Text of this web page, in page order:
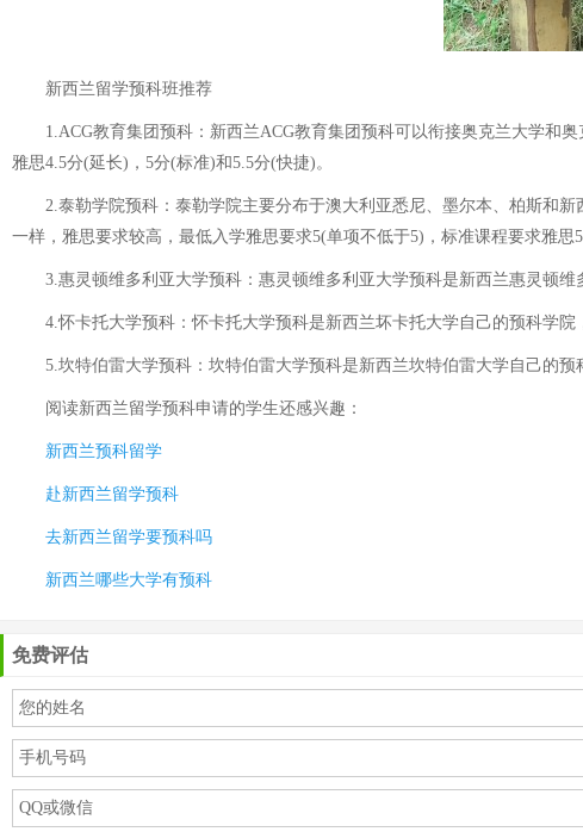
新西兰留学预科班推荐
1.ACG教育集团预科：新西兰ACG教育集团预科可以衔接奥克兰大学和奥
雅思4.5分(延长)，5分(标准)和5.5分(快捷)。
2.泰勒学院预科：泰勒学院主要分布于澳大利亚悉尼、墨尔本、柏斯和新
一样，雅思要求较高，最低入学雅思要求5(单项不低于5)，标准课程要求雅思
3.惠灵顿维多利亚大学预科：惠灵顿维多利亚大学预科是新西兰惠灵顿维
4.怀卡托大学预科：怀卡托大学预科是新西兰坏卡托大学自己的预科学院
5.坎特伯雷大学预科：坎特伯雷大学预科是新西兰坎特伯雷大学自己的预
阅读新西兰留学预科申请的学生还感兴趣：
新西兰预科留学
赴新西兰留学预科
去新西兰留学要预科吗
新西兰哪些大学有预科
免费评估